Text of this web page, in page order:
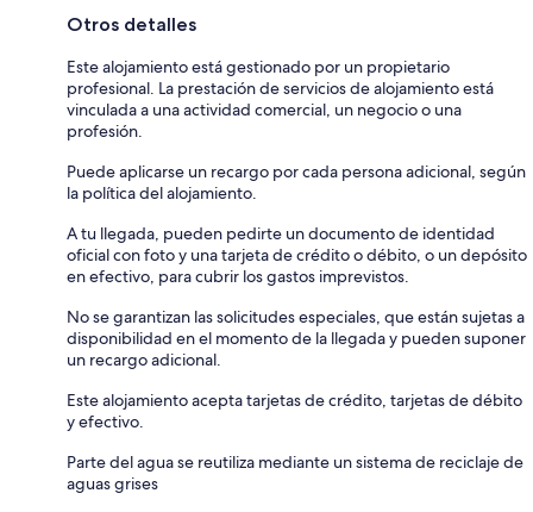
Otros detalles
Este alojamiento está gestionado por un propietario
profesional. La prestación de servicios de alojamiento está
vinculada a una actividad comercial, un negocio o una
profesión.
Puede aplicarse un recargo por cada persona adicional, según
la política del alojamiento.
A tu llegada, pueden pedirte un documento de identidad
oficial con foto y una tarjeta de crédito o débito, o un depósito
en efectivo, para cubrir los gastos imprevistos.
No se garantizan las solicitudes especiales, que están sujetas a
disponibilidad en el momento de la llegada y pueden suponer
un recargo adicional.
Este alojamiento acepta tarjetas de crédito, tarjetas de débito
y efectivo.
Parte del agua se reutiliza mediante un sistema de reciclaje de
aguas grises